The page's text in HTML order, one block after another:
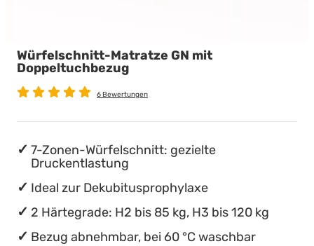
Würfelschnitt-Matratze GN mit
Doppeltuchbezug
6 Bewertungen
7-Zonen-Würfelschnitt: gezielte
Druckentlastung
Ideal zur Dekubitusprophylaxe
2 Härtegrade: H2 bis 85 kg, H3 bis 120 kg
Bezug abnehmbar, bei 60 °C waschbar
Die beste Schlafposition finden
Die besten Sommerbettdecken